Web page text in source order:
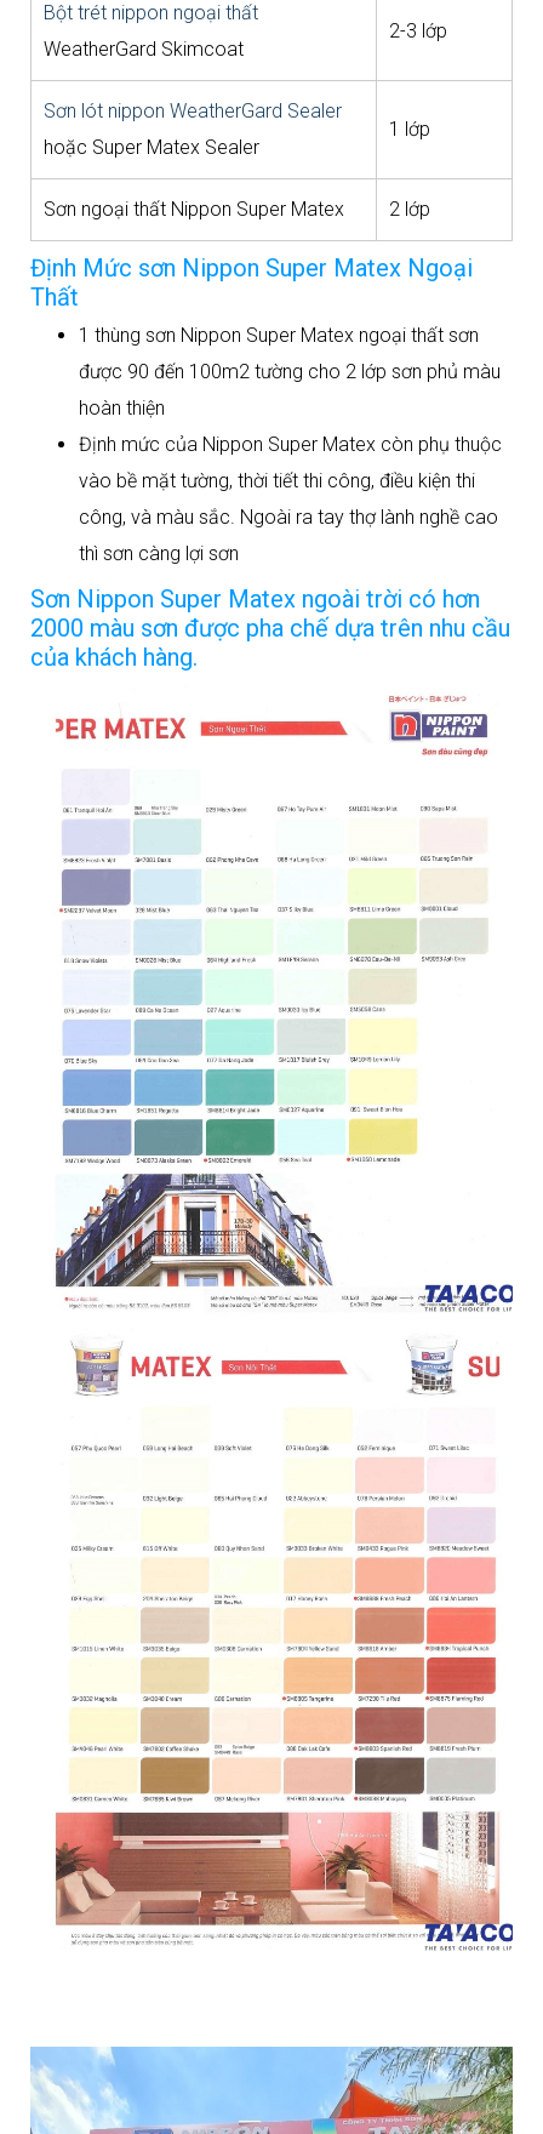
Bột trét nippon ngoại thất
WeatherGard Skimcoat
2-3 lớp
Sơn lót nippon WeatherGard Sealer
hoặc Super Matex Sealer
1 lớp
Sơn ngoại thất Nippon Super Matex 2 lớp
Định Mức sơn Nippon Super Matex Ngoại
Thất
1 thùng sơn Nippon Super Matex ngoại thất sơn
được 90 đến 100m2 tường cho 2 lớp sơn phủ màu
hoàn thiện
Định mức của Nippon Super Matex còn phụ thuộc
vào bề mặt tường, thời tiết thi công, điều kiện thi
công, và màu sắc. Ngoài ra tay thợ lành nghề cao
thì sơn càng lợi sơn
Sơn Nippon Super Matex ngoài trời có hơn
2000 màu sơn được pha chế dựa trên nhu cầu
của khách hàng.